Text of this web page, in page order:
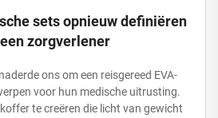
sets opnieuw definiëren
zorgverlener
ons om een reisgereed EVA-
voor hun medische uitrusting.
te creëren die licht van gewicht